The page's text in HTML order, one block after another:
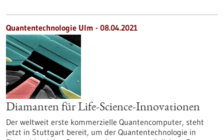
Quantentechnologie Ulm - 08.04.2021
Diamanten für Life-Science-Innovationen
Der weltweit erste kommerzielle Quantencomputer, steht
jetzt in Stuttgart bereit, um der Quantentechnologie in